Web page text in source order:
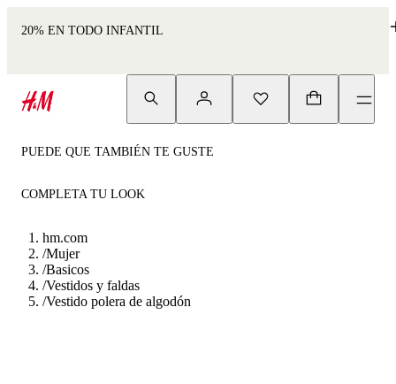
20% EN TODO INFANTIL
PUEDE QUE TAMBIÉN TE GUSTE
COMPLETA TU LOOK
hm.com
/Mujer
/Basicos
/Vestidos y faldas
/Vestido polera de algodón